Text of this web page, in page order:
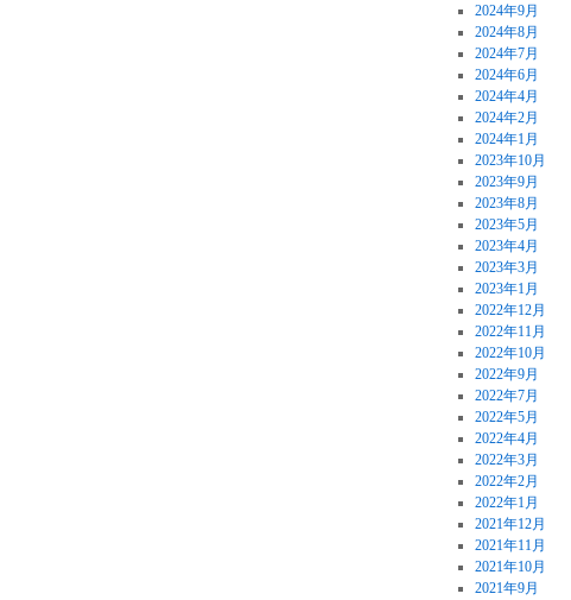
2024年9月
2024年8月
2024年7月
2024年6月
2024年4月
2024年2月
2024年1月
2023年10月
2023年9月
2023年8月
2023年5月
2023年4月
2023年3月
2023年1月
2022年12月
2022年11月
2022年10月
2022年9月
2022年7月
2022年5月
2022年4月
2022年3月
2022年2月
2022年1月
2021年12月
2021年11月
2021年10月
2021年9月